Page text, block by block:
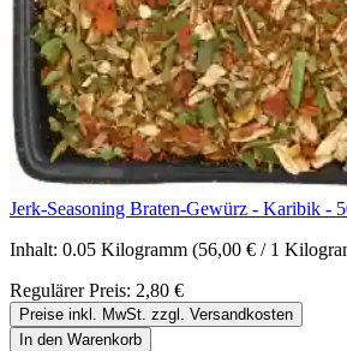
Jerk-Seasoning Braten-Gewürz - Karibik -
Inhalt: 0.05 Kilogramm (56,00 € / 1
Regulärer Preis: 2,80 €
Preise inkl. MwSt. zzgl. Versandkosten
In den Warenkorb